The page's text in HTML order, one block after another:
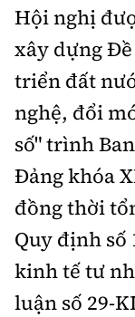
Đăng kiểm
Đường sắt tốc
Đường thủy
Hàng hải
Đường sắt đô thị
Nhà thầu
Chứng khoán
Bảo hiểm
Doanh nghiệp
An ninh hình sự
Điều tra
Pháp đình
Hỏi - Đáp
Giao thông 24h
ATGT địa
Văn hóa giao
Lái xe an toàn
Chung tay vì
Gương sáng
Chất lượng
Giáo dục
Y tế
Đời sống
Lao động - Công
Văn hóa -
Văn hóa
Showbiz
Điện ảnh
Âm nhạc
Thể thao
Bóng đá
Bình luận
Hậu trường sao
Công nghệ
Công nghệ mới
Thế giới
Thời sự Quốc tế
Đi ++
Hội nghị
xây dựng
triển đất
nghệ, đổi
số" trình
Đảng khóa
đồng thời
Quy định số
kinh tế tư
luận số 29-